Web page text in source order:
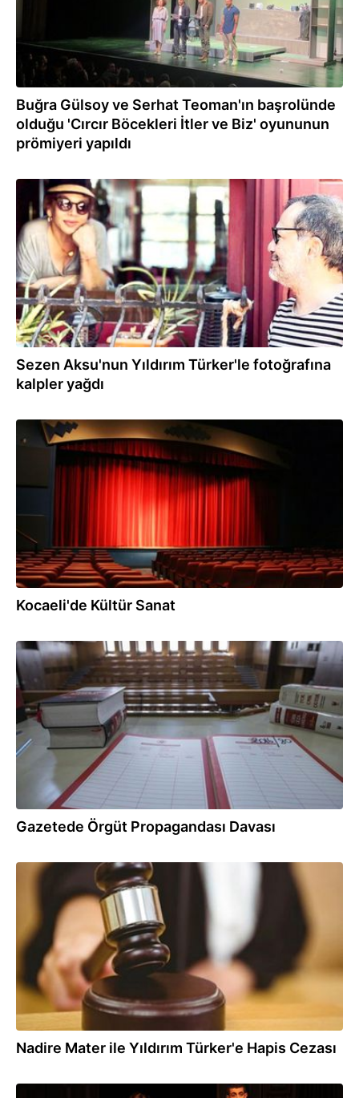
Buğra Gülsoy ve Serhat Teoman'ın başrolünde
olduğu 'Cırcır Böcekleri İtler ve Biz' oyununun
prömiyeri yapıldı
06.07.2021
Sezen Aksu'nun Yıldırım Türker'le fotoğrafına
kalpler yağdı
08.04.2017
Kocaeli'de Kültür Sanat
07.03.2017
Gazetede Örgüt Propagandası Davası
Nadire Mater ile Yıldırım Türker'e Hapis Cezası